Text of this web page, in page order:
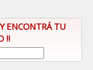
ENCONTRÁ TU
!!